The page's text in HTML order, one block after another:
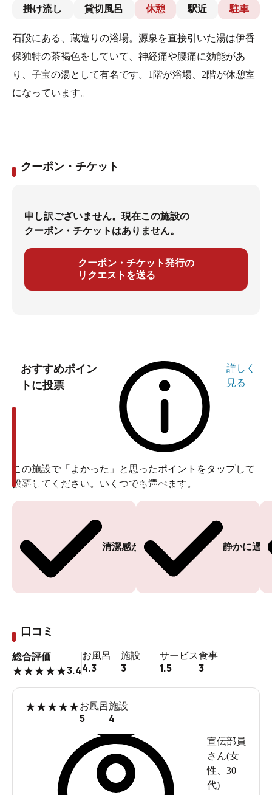
掛け流し 貸切風呂 休憩 駅近 駐車
石段にある、蔵造りの浴場。源泉を直接引いた湯は伊香
保独特の茶褐色をしていて、神経痛や腰痛に効能があ
り、子宝の湯として有名です。1階が浴場、2階が休憩室
になっています。
クーポン・チケット
申し訳ございません。現在この施設の
クーポン・チケットはありません。
クーポン・チケット発行の
リクエストを送る
おすすめポイン
トに投票
詳しく
見る
この施設で「よかった」と思ったポイントをタップして
投票してください。いくつでも選べます。
清潔感がある
投票ありがとうございます
静かに過
投票ありがとうございます
口コミ
総合評価
★★★★★3.4
お風呂
4.3
施設
3
サービス
1.5
食事
3
★★★★★お風呂
5
施設
4
宣伝部員
さん(女
性
30
代)